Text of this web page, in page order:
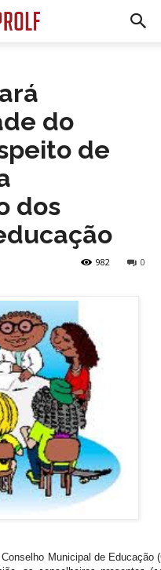
do
de
dos
0
982
Municipal de Educação